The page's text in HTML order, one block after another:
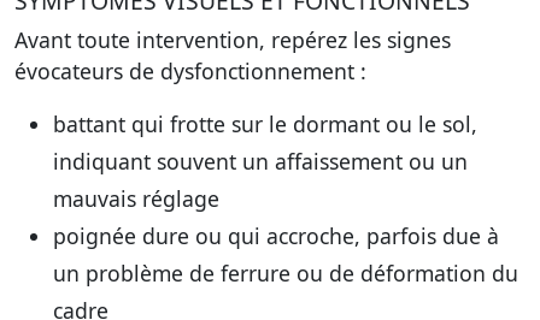
Avant toute intervention, repérez les signes
évocateurs de dysfonctionnement :
battant qui frotte sur le dormant ou le sol,
indiquant souvent un affaissement ou un
mauvais réglage
poignée dure ou qui accroche, parfois due à
un problème de ferrure ou de déformation du
cadre